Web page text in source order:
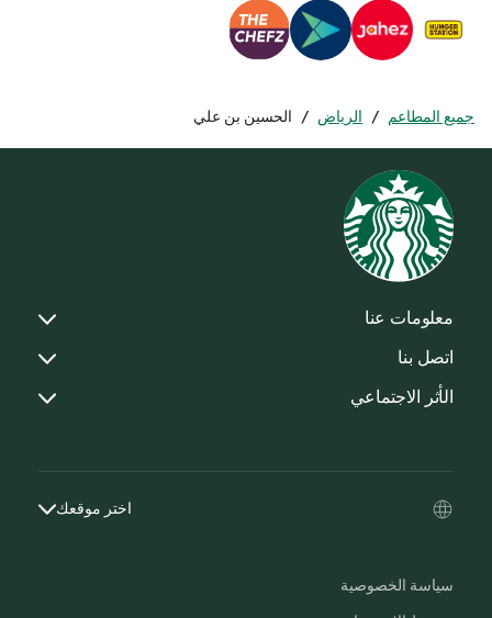
جميع المطاعم / الرياض / الحسين بن علي
معلومات عنا
اتصل بنا
الأثر الاجتماعي
اختر موقعك
سياسة الخصوصية